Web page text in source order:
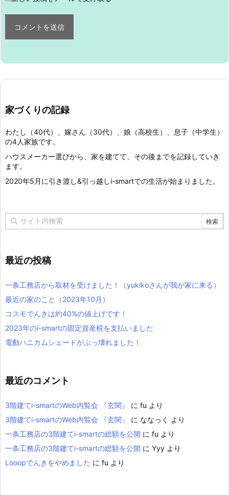
家づくりの記録
わたし（40代）、嫁さん（30代）、娘（高校生）、息子（中学生）
の4人家族です。
ハウスメーカー選びから、家を建てて、その後までを記録していき
ます。
2020年5月に引き渡し&引っ越しi-smartでの生活が始まりました。
最近の投稿
一条工務店から取材を受けました！（yukikoさんが我が家に来る）
最近の家のこと（2023年10月）
コスモでんきは約40%の値上げです！
2023年のi-smartの固定資産税を支払いました
電動ハニカムシェードがぶっ壊れました！
最近のコメント
3階建てi-smartのWeb内覧会 『玄関』 に fu より
3階建てi-smartのWeb内覧会 『玄関』
に ななっく
より
一条工務店の3階建てi-smartの総額を公開 に fu より
一条工務店の3階建てi-smartの総額を公開 に Yyy より
Looopでんきをやめました に fu より